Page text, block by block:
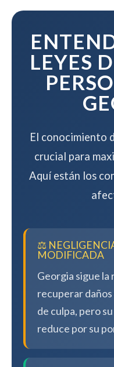
mientras
LEYES
El conocimiento
crucial para
Aquí están los
⚖️
MODIFICADA
Georgia sigue la
recuperar
de culpa, pero
reduce por su